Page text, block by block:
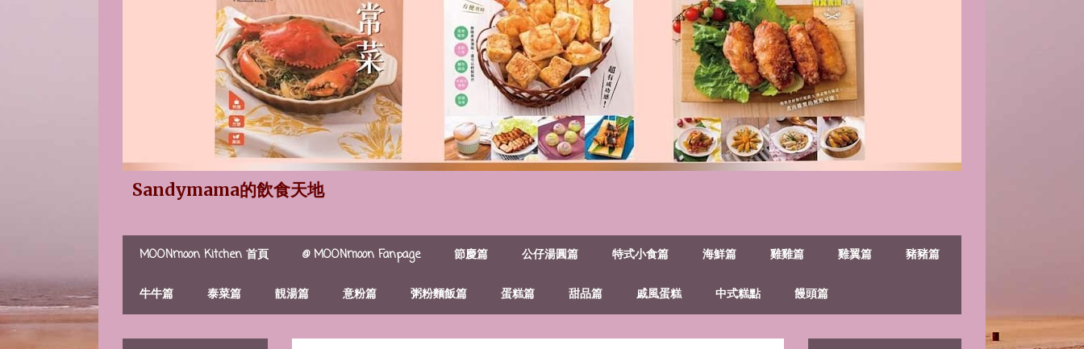
Sandymama的飲食天地
MOONmoon Kitchen 首頁 @ MOONmoon Fanpage 節慶篇 公仔湯圓篇 特式小食篇 海鮮篇 雞雞篇 雞翼篇 豬豬篇
牛牛篇 泰菜篇 靚湯篇 意粉篇 粥粉麵飯篇 蛋糕篇 甜品篇 戚風蛋糕 中式糕點 饅頭篇